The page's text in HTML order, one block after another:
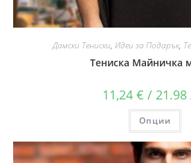
Дамски Тениски, Идеи за Подарък,
Тениска Майничка
11,24 € / 21.98
Опции